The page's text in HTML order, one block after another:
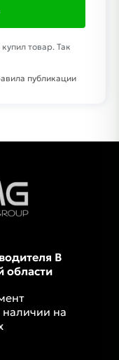
товар. Так
публикации
В
области
наличии на